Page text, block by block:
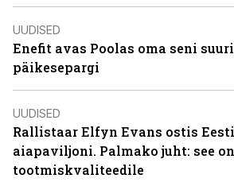
UUDISED
Enefit avas Poolas oma seni
päikesepargi
UUDISED
Rallistaar Elfyn Evans ostis
aiapaviljoni. Palmako juht: see
tootmiskvaliteedile